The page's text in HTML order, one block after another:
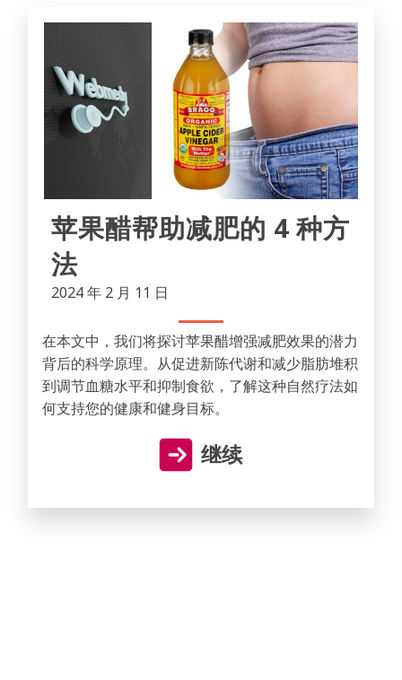
苹果醋帮助减肥的 4 种方
法
2024 年 2 月 11 日
在本文中，我们将探讨苹果醋增强减肥效果的潜力
背后的科学原理。从促进新陈代谢和减少脂肪堆积
到调节血糖水平和抑制食欲，了解这种自然疗法如
何支持您的健康和健身目标。
继续